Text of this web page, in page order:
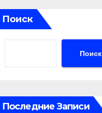
Поиск
Поиск
Последние Записи